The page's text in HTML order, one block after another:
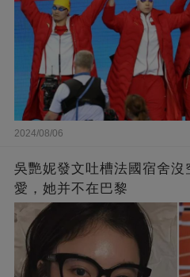
2024/08/06
吳艷妮發文吐槽法國宿舍
愛，她并不在巴黎